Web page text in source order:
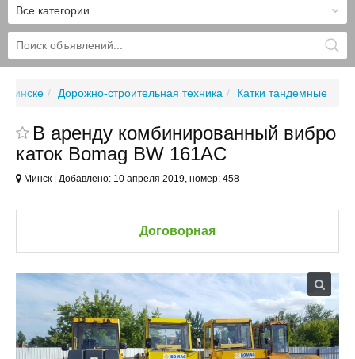
Все категории
Минске Дорожно-строительная техника Катки тандемные
В аренду комбинированный вибро
каток Bomag BW 161AC
Минск | Добавлено: 10 апреля 2019, номер: 458
Договорная